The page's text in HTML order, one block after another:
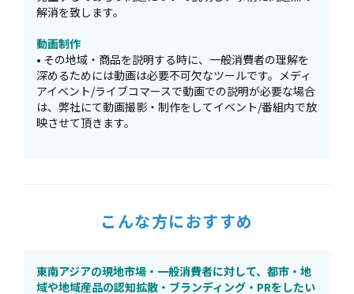
解消を致します。
動画制作
• その地域・商品を説明する時に、一般消費者の理解を
深めるためには動画は必要不可欠なツールです。メディ
アイベント/ライブコマースで動画での説明が必要な場合
は、弊社にて動画撮影・制作をしてイベント/番組内で放
映させて頂きます。
こんな方におすすめ
東南アジアの現地市場・一般消費者に対して、都市・地
域や地域産品の認知拡散・ブランディング・PRをしたい